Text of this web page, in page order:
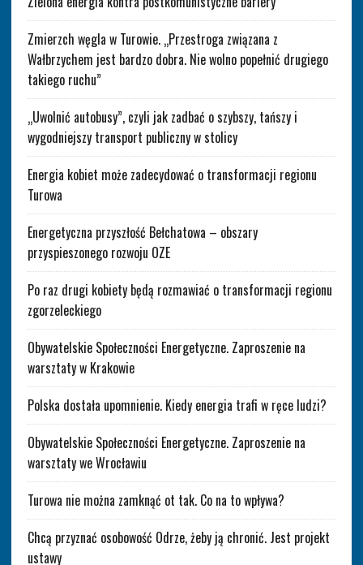
Zmierzch węgla w Turowie. „Przestroga związana z
Wałbrzychem jest bardzo dobra. Nie wolno popełnić drugiego
takiego ruchu”
„Uwolnić autobusy”, czyli jak zadbać o szybszy, tańszy i
wygodniejszy transport publiczny w stolicy
Energia kobiet może zadecydować o transformacji regionu
Turowa
Energetyczna przyszłość Bełchatowa – obszary
przyspieszonego rozwoju OZE
Po raz drugi kobiety będą rozmawiać o transformacji regionu
zgorzeleckiego
Obywatelskie Społeczności Energetyczne. Zaproszenie na
warsztaty w Krakowie
Polska dostała upomnienie. Kiedy energia trafi w ręce ludzi?
Obywatelskie Społeczności Energetyczne. Zaproszenie na
warsztaty we Wrocławiu
Turowa nie można zamknąć ot tak. Co na to wpływa?
Chcą przyznać osobowość Odrze, żeby ją chronić. Jest projekt
ustawy